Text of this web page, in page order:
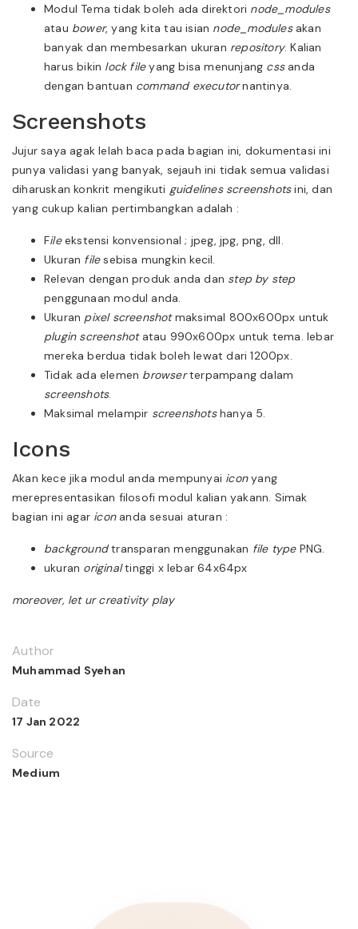
Author
Muhammad Syehan
Date
17 Jan 2022
Source
Medium
Modul Tema tidak boleh ada direktori node_modules
atau bower, yang kita tau isian node_modulesakan
banyak dan membesarkan ukuran repository. Kalian
harus bikin lock fileyang bisa menunjang cssanda
dengan bantuan command executornantinya.
Screenshots
Jujur saya agak lelah baca pada bagian ini, dokumentasi ini
punya validasi yang banyak, sejauh ini tidak semua validasi
diharuskan konkrit mengikuti guidelines screenshotsini, dan
yang cukup kalian pertimbangkan adalah :
Fileekstensi konvensional ; jpeg, jpg, png, dll.
Ukuran filesebisa mungkin kecil.
Relevan dengan produk anda dan step by step
penggunaan modul anda.
Ukuran pixel screenshotmaksimal 800x600px untuk
plugin screenshotatau 990x600px untuk tema. lebar
mereka berdua tidak boleh lewat dari 1200px.
Tidak ada elemen browserterpampang dalam
screenshots.
Maksimal melampir screenshotshanya 5.
Icons
Akan kece jika modul anda mempunyai iconyang
merepresentasikan filosofi modul kalian yakann. Simak
bagian ini agar iconanda sesuai aturan :
backgroundtransparan menggunakan file typePNG.
ukuran originaltinggi x lebar 64x64px
moreover, let ur creativity play